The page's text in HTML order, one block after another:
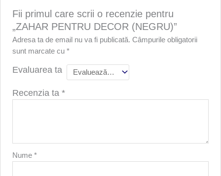
Fii primul care scrii o recenzie pentru
„ZAHAR PENTRU DECOR (NEGRU)”
Adresa ta de email nu va fi publicată. Câmpurile obligatorii
sunt marcate cu*
Evaluarea ta
Recenzia ta*
Nume*